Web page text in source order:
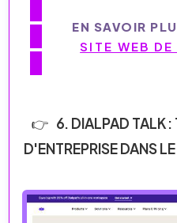
EN SAVOIR
SITE WEB
6. DIALPAD TALK :
D'ENTREPRISE DANS